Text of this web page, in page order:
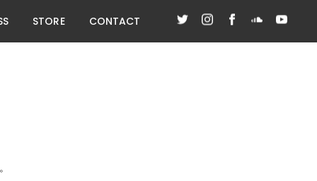
STORE CONTACT